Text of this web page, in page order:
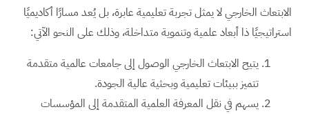
الابتعاث الخارجي لا يمثل تجربة تعليمية عابرة، بل يُعد مسارًا أكاديميًا
استراتيجيًا ذا أبعاد علمية وتنموية متداخلة، وذلك على النحو الآتي:
يتيح الابتعاث الخارجي الوصول إلى جامعات عالمية متقدمة
تتميز ببيئات تعليمية وبحثية عالية الجودة.
يسهم في نقل المعرفة العلمية المتقدمة إلى المؤسسات